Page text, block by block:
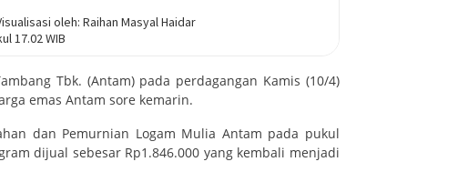
Tbk. (Antam) pada perdagangan Kamis (10/4)
emas Antam sore kemarin.
dan Pemurnian Logam Mulia Antam pada pukul
dijual sebesar Rp1.846.000 yang kembali menjadi